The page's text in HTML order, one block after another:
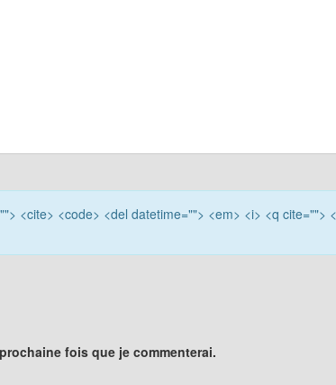
<cite> <code> <del datetime=""> <em> <i> <q cite="">
fois que je commenterai.